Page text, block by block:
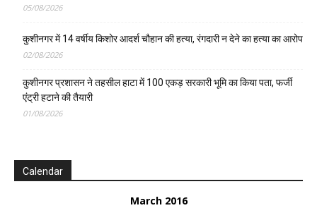
05/08/2026
कुशीनगर में 14 वर्षीय किशोर आदर्श चौहान की हत्या, रंगदारी न देने का हत्या का आरोप
02/08/2026
कुशीनगर प्रशासन ने तहसील हाटा में 100 एकड़ सरकारी भूमि का किया पता, फर्जी
एंट्री हटाने की तैयारी
01/08/2026
Calendar
March 2016